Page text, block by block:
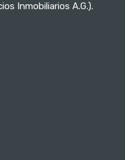
Inmobiliarios A.G.).